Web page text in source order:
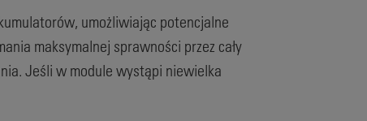
umożliwiając potencjalne
maksymalnej sprawności przez cały
Jeśli w module wystąpi niewielka